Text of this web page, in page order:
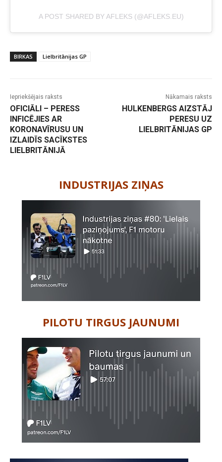
A POST SHARED BY AFLEKS (@AFLEKS.EU)
BIRKAS Lielbritānijas GP
Iepriekšējais raksts
OFICIĀLI – PERESS
INFICĒJIES AR
KORONAVĪRUSU UN
IZLAIDĪS SACĪKSTES
LIELBRITĀNIJĀ
Nākamais raksts
HULKENBERGS AIZSTĀJ
PERESU UZ
LIELBRITĀNIJAS GP
INDUSTRIJAS ZIŅAS
PILOTU TIRGUS JAUNUMI